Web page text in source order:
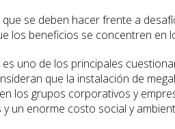
que se deben hacer frente a
los beneficios se concentren en
es uno de los principales
que la instalación de
los grupos corporativos y
un enorme costo social y